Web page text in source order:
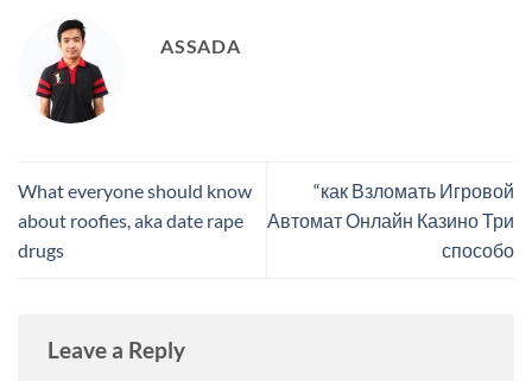
ASSADA
What everyone should know
about roofies, aka date rape
drugs
“как Взломать Игровой
Автомат Онлайн Казино Три
способо
Leave a Reply